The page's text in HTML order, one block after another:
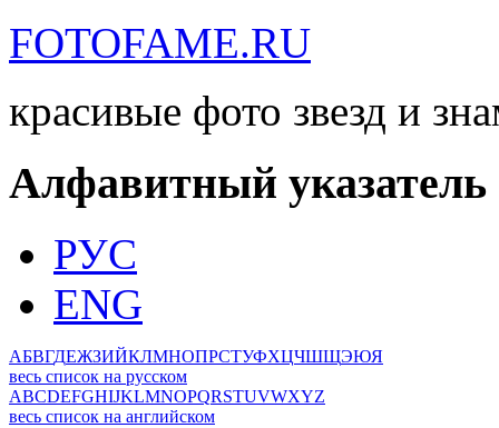
FOTOFAME.RU
красивые фото звезд и
Алфавитный указатель
РУС
ENG
АБВГДЕЖЗИЙКЛМНОПРСТУФХЦЧШЩЭЮЯ
весь список на русском
ABCDEFGHIJKLMNOPQRSTUVWXYZ
весь список на английском